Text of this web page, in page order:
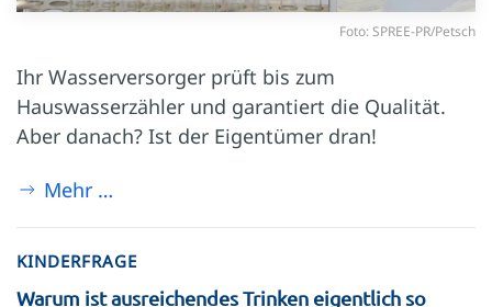
Foto: SPREE-PR/Petsch
Ihr Wasserversorger prüft bis zum
Hauswasserzähler und garantiert die Qualität.
Aber danach? Ist der Eigentümer dran!
Mehr …
KINDERFRAGE
Warum ist ausreichendes Trinken eigentlich so